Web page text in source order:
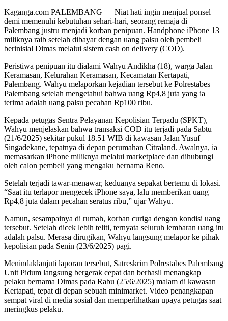
Kaganga.com PALEMBANG — Niat hati ingin menjual ponsel
demi memenuhi kebutuhan sehari-hari, seorang remaja di
Palembang justru menjadi korban penipuan. Handphone iPhone 13
miliknya raib setelah dibayar dengan uang palsu oleh pembeli
berinisial Dimas melalui sistem cash on delivery (COD).
Peristiwa penipuan itu dialami Wahyu Andikha (18), warga Jalan
Keramasan, Kelurahan Keramasan, Kecamatan Kertapati,
Palembang. Wahyu melaporkan kejadian tersebut ke Polrestabes
Palembang setelah mengetahui bahwa uang Rp4,8 juta yang ia
terima adalah uang palsu pecahan Rp100 ribu.
Kepada petugas Sentra Pelayanan Kepolisian Terpadu (SPKT),
Wahyu menjelaskan bahwa transaksi COD itu terjadi pada Sabtu
(21/6/2025) sekitar pukul 18.51 WIB di kawasan Jalan Yusuf
Singadekane, tepatnya di depan perumahan Citraland. Awalnya, ia
memasarkan iPhone miliknya melalui marketplace dan dihubungi
oleh calon pembeli yang mengaku bernama Reno.
Setelah terjadi tawar-menawar, keduanya sepakat bertemu di lokasi.
“Saat itu terlapor mengecek iPhone saya, lalu memberikan uang
Rp4,8 juta dalam pecahan seratus ribu,” ujar Wahyu.
Namun, sesampainya di rumah, korban curiga dengan kondisi uang
tersebut. Setelah dicek lebih teliti, ternyata seluruh lembaran uang itu
adalah palsu. Merasa dirugikan, Wahyu langsung melapor ke pihak
kepolisian pada Senin (23/6/2025) pagi.
Menindaklanjuti laporan tersebut, Satreskrim Polrestabes Palembang
Unit Pidum langsung bergerak cepat dan berhasil menangkap
pelaku bernama Dimas pada Rabu (25/6/2025) malam di kawasan
Kertapati, tepat di depan sebuah minimarket. Video penangkapan
sempat viral di media sosial dan memperlihatkan upaya petugas saat
meringkus pelaku.